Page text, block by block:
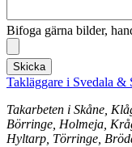
Bifoga gärna bilder,
Skicka
Takläggare i Svedala &
Takarbeten i Skåne,
Börringe, Holmeja,
Hyltarp, Törringe,